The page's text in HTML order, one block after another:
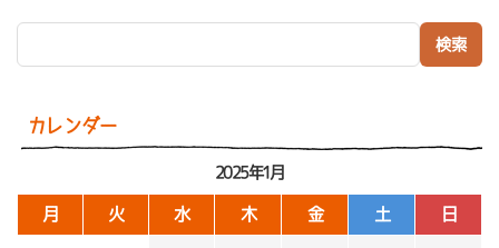
カレンダー
2025年1月
月 火 水 木 金 土 日